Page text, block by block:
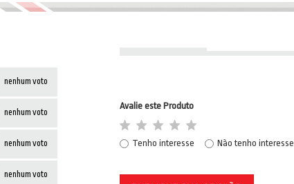
nenhum voto
nenhum voto
nenhum voto
nenhum voto
Avalie este Produto
Tenho interesse Não tenho interesse